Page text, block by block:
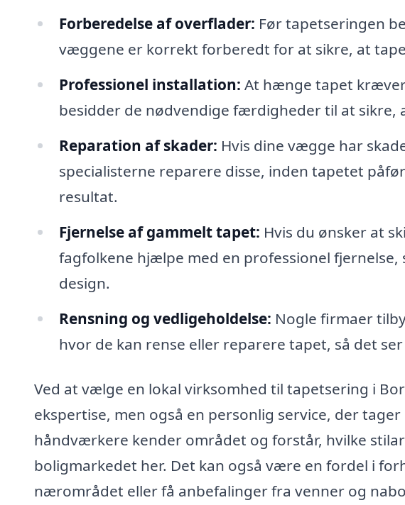
Forberedelse af overflader: Før tapetseringen
væggene er korrekt forberedt for at sikre, at
Professionel installation: At hænge tapet
besidder de nødvendige færdigheder til at sikre,
Reparation af skader: Hvis dine vægge har
specialisterne reparere disse, inden tapetet
resultat.
Fjernelse af gammelt tapet: Hvis du ønsker at
fagfolkene hjælpe med en professionel
design.
Rensning og vedligeholdelse: Nogle firmaer
hvor de kan rense eller reparere tapet, så det
Ved at vælge en lokal virksomhed til tapetsering i
ekspertise, men også en personlig service, der
håndværkere kender området og forstår, hvilke
boligmarkedet her. Det kan også være en fordel i
nærområdet eller få anbefalinger fra venner og